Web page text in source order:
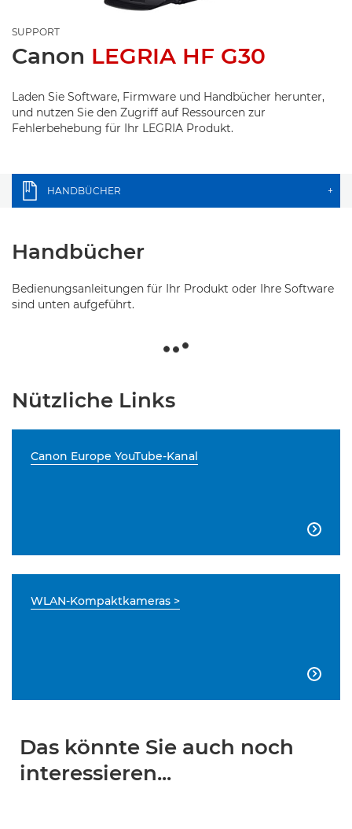
SUPPORT
Canon LEGRIA HF G30
Laden Sie Software, Firmware und Handbücher herunter,
und nutzen Sie den Zugriff auf Ressourcen zur
Fehlerbehebung für Ihr LEGRIA Produkt.
HANDBÜCHER +
Handbücher
Bedienungsanleitungen für Ihr Produkt oder Ihre Software
sind unten aufgeführt.
Nützliche Links
Canon Europe YouTube-Kanal

WLAN-Kompaktkameras >

Das könnte Sie auch noch
interessieren...